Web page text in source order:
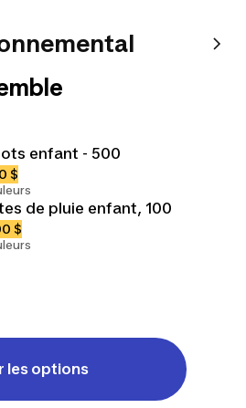
enfant - 500
$
de pluie enfant, 100
$
les options